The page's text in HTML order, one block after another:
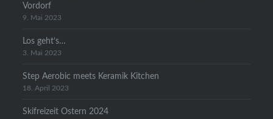
Vordorf
9. Mai 2023
Los geht’s…
3. Mai 2023
Step Aerobic meets Keramik Kitchen
18. April 2023
Skifreizeit Ostern 2024